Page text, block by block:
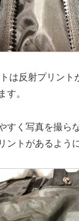
は反射プリント
す。
すく写真を撮ら
ントがあるよう